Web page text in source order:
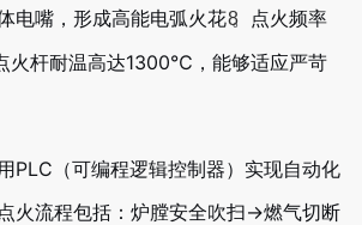
电嘴，形成高能电弧火花8。点火频率
火杆耐温高达1300℃，能够适应严苛
PLC（可编程逻辑控制器）实现自动化
火流程包括：炉膛安全吹扫→燃气切断